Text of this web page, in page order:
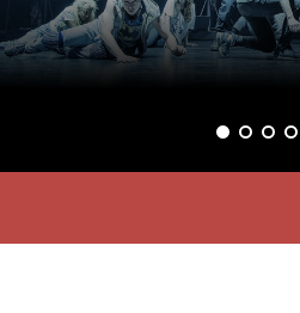
p
e
BILD 1
BILD 2